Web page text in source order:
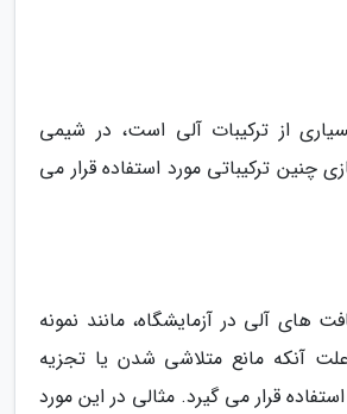
از ترکیبات آلی است، در شیمی
چنین ترکیباتی مورد استفاده قرار می
های آلی در آزمایشگاه، مانند نمونه
آنکه مانع متلاشی شدن یا تجزیه
قرار می گیرد. مثالی در این مورد